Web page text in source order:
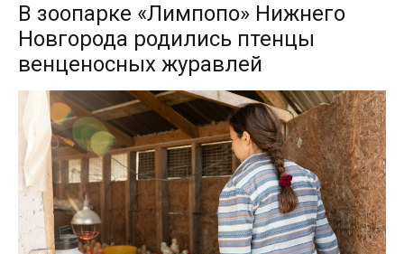
В зоопарке «Лимпопо» Нижнего
Новгорода родились птенцы
венценосных журавлей